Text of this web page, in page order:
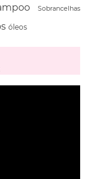
Sobrancelhas
óleos